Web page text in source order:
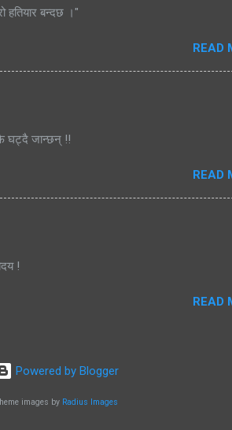
हतियार बन्दछ ।"
READ
घट्दै जान्छन् !!
READ
!
READ
Powered by Blogger
images by Radius Images